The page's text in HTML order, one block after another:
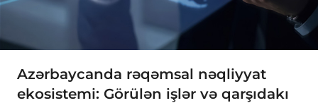
Azərbaycanda rəqəmsal nəqliyyat
ekosistemi: Görülən işlər və qarşıdakı